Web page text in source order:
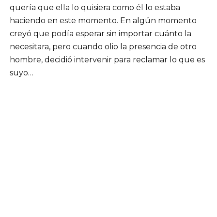
quería que ella lo quisiera como él lo estaba
haciendo en este momento. En algún momento
creyó que podía esperar sin importar cuánto la
necesitara, pero cuando olio la presencia de otro
hombre, decidió intervenir para reclamar lo que es
suyo…